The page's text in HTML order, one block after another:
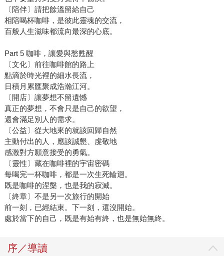
〔陪伴〕請把餘溫留給自己
相陪喝杯咖啡，是彼此靈魂的交流，
百般人生滋味都流向最深的心底。
Part 5 咖啡，讓愛與愁甦醒
〔文化〕前往咖啡館的路上
點滴於時光裡的細水長流，
日積月累匯聚成浩瀚江河。
〔開店〕讓夢想不留遺憾
真正的夢想，不會只是自己的欲望，
還會滿足別人的需求。
〔公益〕從大地來的就該回歸自然
主動付出的人，應該誠懇、虔敬地
感激對方願意接受的勇氣。
〔靈性〕藏在咖啡裡的宇宙密碼
每喝完一杯咖啡，都是一次生死輪迴。
既是咖啡的涅槃，也是我的寂滅。
〔終章〕不是另一次旅行的開始
前一刻，已經結束。下一刻，還沒開始。
處於當下的自己，既是有始有終，也是無始無終。
序／導讀